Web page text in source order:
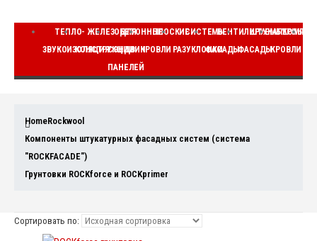
ТЕПЛО-
ЗВУКОИЗОЛЯЦИЯ
ЖЕЛЕЗОБЕТОННЫЕ
КОНСТРУКЦИИ
ДЛЯ
СЭНДВИЧ
ПАНЕЛЕЙ
ПЛОСКИЕ
КРОВЛИ
СИСТЕМЫ
РАЗУКЛОНКИ
ВЕНТИЛИРУЕМЫЕ
ФАСАДЫ
ШТУКАТУРНЫЕ
ФАСАДЫКРОВЛИ
HomeRockwool
Компоненты штукатурных фасадных систем (система
"ROCKFACADE")
Грунтовки ROCKforce и ROCKprimer
Сортировать по: